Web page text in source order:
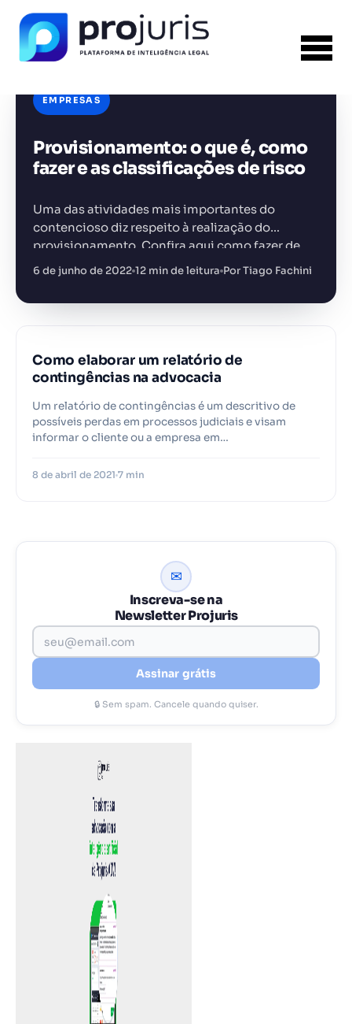
EMPRESAS
Provisionamento: o que é, como
fazer e as classificações de risco
Uma das atividades mais importantes do
contencioso diz respeito à realização do
provisionamento. Confira aqui como fazer de
forma eficiente.
6 de junho de 2022 12 min de leitura Por Tiago Fachini
Como elaborar um relatório de
contingências na advocacia
Um relatório de contingências é um descritivo de
possíveis perdas em processos judiciais e visam
informar o cliente ou a empresa em…
8 de abril de 2021 7 min
✉
Inscreva-se na
Newsletter Projuris
Assinar grátis
🔒 Sem spam. Cancele quando quiser.
FERRAMENTA RECOMENDADA PARA ESTE